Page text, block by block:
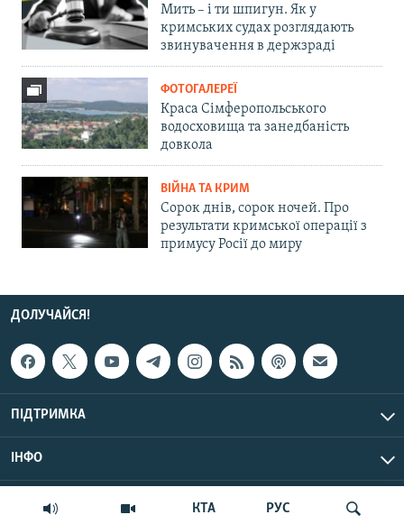
КТА РУС
Мить – і ти шпигун. Як у
кримських судах розглядають
звинувачення в держзраді
ФОТОГАЛЕРЕЇ
Краса Сімферопольського
водосховища та занедбаність
довкола
ВІЙНА ТА КРИМ
Сорок днів, сорок ночей. Про
результати кримської операції з
примусу Росії до миру
ДОЛУЧАЙСЯ!
ПІДТРИМКА
ІНФО
© Крим.Реалії, 2026 | Усі права застережено.